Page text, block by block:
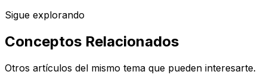
Sigue explorando
Conceptos Relacionados
Otros artículos del mismo tema que pueden interesarte.